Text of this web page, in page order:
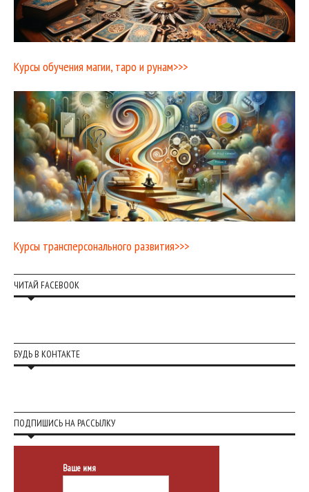
Курсы обучения магии, таро и рунам>>>
Курсы трансперсонального развития>>>
ЧИТАЙ FACEBOOK
БУДЬ В КОНТАКТЕ
ПОДПИШИСЬ НА РАССЫЛКУ
Ваше имя